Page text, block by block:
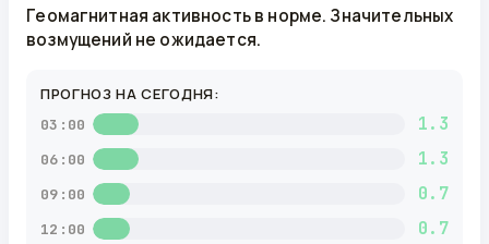
Геомагнитная активность в норме. Значительных
возмущений не ожидается.
ПРОГНОЗ НА СЕГОДНЯ:
03:00 1.3
06:00 1.3
09:00 0.7
12:00 0.7